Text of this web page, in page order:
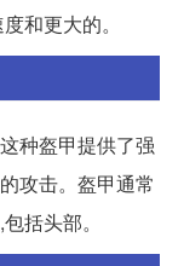
和更大的。
种盔甲提供了强
攻击。盔甲通常
括头部。